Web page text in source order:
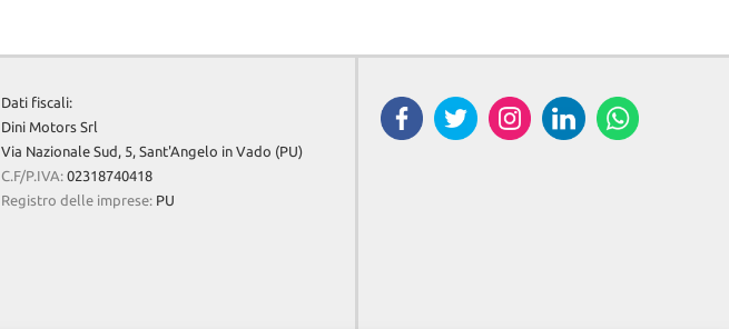
Dati fiscali:
Dini Motors Srl
Via Nazionale Sud, 5, Sant'Angelo in Vado (PU)
C.F/P.IVA: 02318740418
Registro delle imprese: PU